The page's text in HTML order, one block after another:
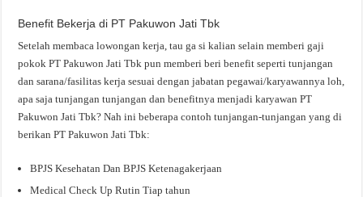
Benefit Bekerja di PT Pakuwon Jati Tbk
Setelah membaca lowongan kerja, tau ga si kalian selain memberi gaji
pokok PT Pakuwon Jati Tbk pun memberi beri benefit seperti tunjangan
dan sarana/fasilitas kerja sesuai dengan jabatan pegawai/karyawannya loh,
apa saja tunjangan tunjangan dan benefitnya menjadi karyawan PT
Pakuwon Jati Tbk? Nah ini beberapa contoh tunjangan-tunjangan yang di
berikan PT Pakuwon Jati Tbk:
BPJS Kesehatan Dan BPJS Ketenagakerjaan
Medical Check Up Rutin Tiap tahun